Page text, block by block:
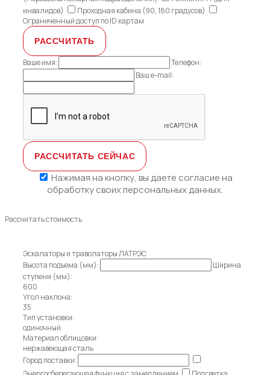
инвалидов)
Проходная кабина (90, 180 градусов)
Ограниченный доступ по ID картам
Ваше имя:
Телефон:
Ваш e-mail:
Нажимая на кнопку, вы даете согласие на
обработку своих персональных данных.
Рассчитать стоимость
Эскалаторы и траволаторы ЛАТРЭС
Высота подъема (мм):
Ширина
ступени (мм):
600
Угол наклона:
35
Тип установки:
одиночный
Материал облицовки:
нержавеющая сталь
Город поставки: